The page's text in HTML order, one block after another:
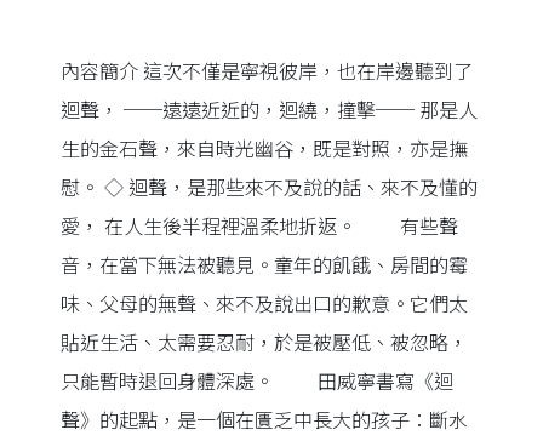
內容簡介 這次不僅是寧視彼岸，也在岸邊聽到了
迴聲， ──遠遠近近的，迴繞，撞擊── 那是人
生的金石聲，來自時光幽谷，既是對照，亦是撫
慰。 ◇ 迴聲，是那些來不及說的話、來不及懂的
愛， 在人生後半程裡溫柔地折返。 有些聲
音，在當下無法被聽見。童年的飢餓、房間的霉
味、父母的無聲、來不及說出口的歉意。它們太
貼近生活、太需要忍耐，於是被壓低、被忽略，
只能暫時退回身體深處。 田威寧書寫《迴
聲》的起點，是一個在匱乏中長大的孩子：斷水